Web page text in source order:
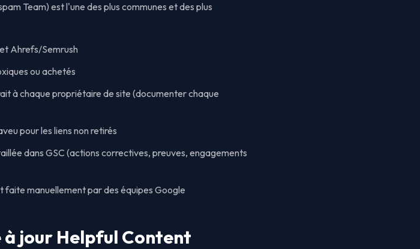
Team) est l'une des plus communes et des plus
Ahrefs/Semrush
ou achetés
à chaque propriétaire de site (documenter chaque
pour les liens non retirés
dans GSC (actions correctives, preuves, engagements
faite manuellement par des équipes Google
à jour Helpful Content